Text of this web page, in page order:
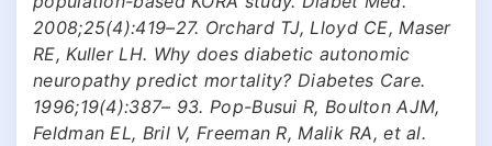
2008;25(4):419–27. Orchard TJ, Lloyd CE, Maser
RE, Kuller LH. Why does diabetic autonomic
neuropathy predict mortality? Diabetes Care.
1996;19(4):387– 93. Pop-Busui R, Boulton AJM,
Feldman EL, Bril V, Freeman R, Malik RA, et al.